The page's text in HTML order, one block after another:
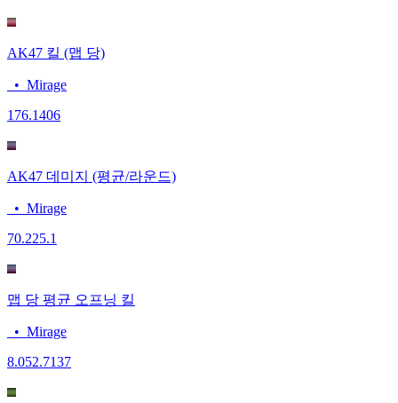
AK47 킬 (맵 당)
• Mirage
176.1406
AK47 데미지 (평균/라운드)
• Mirage
70.225.1
맵 당 평균 오프닝 킬
• Mirage
8.052.7137